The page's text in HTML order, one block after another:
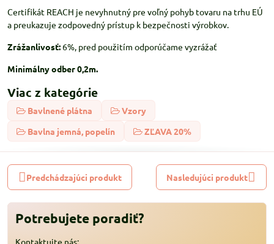
Certifikát REACH je nevyhnutný pre voľný pohyb tovaru na trhu EÚ
a preukazuje zodpovedný prístup k bezpečnosti výrobkov.
Zrážanlivosť: 6%, pred použitím odporúčame vyzrážať
Minimálny odber 0,2m.
Viac z kategórie
Bavlnené plátna
Vzory
Bavlna jemná, popelín
ZĽAVA 20%
Predchádzajúci produkt Nasledujúci produkt
Potrebujete poradiť?
Kontaktujte nás: